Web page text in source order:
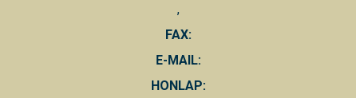
,
FAX:
E-MAIL:
HONLAP: